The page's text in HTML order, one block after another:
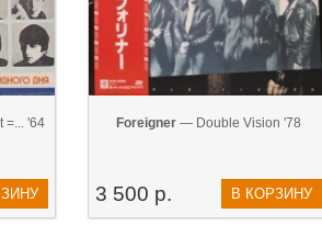
=... '64 Foreigner — Double Vision '78
3 500 р. В КОРЗИНУ